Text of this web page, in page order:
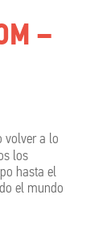
–
volver a lo
los
hasta el
el mundo